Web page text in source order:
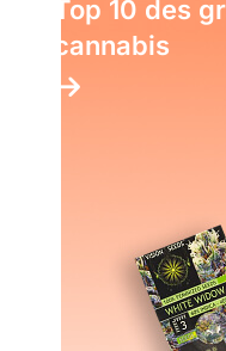
Top 10 des
cannabis